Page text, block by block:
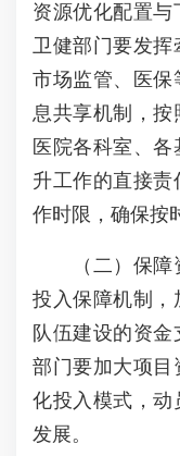
资源优化配置与
卫健部门要发挥
市场监管、医保
息共享机制，按
医院各科室、
升工作的直接责
作时限，确保按
（二）保障资
投入保障机制，
队伍建设的资
部门要加大项目
化投入模式，动
发展。